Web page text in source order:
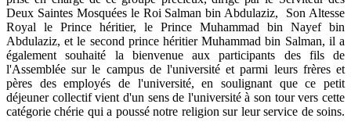
Deux Saintes Mosquées le Roi Salman bin Abdulaziz, Son Altesse
Royal le Prince héritier, le Prince Muhammad bin Nayef bin
Abdulaziz, et le second prince héritier Muhammad bin Salman, il a
également souhaité la bienvenue aux participants des fils de
l'Assemblée sur le campus de l'université et parmi leurs frères et
pères des employés de l'université, en soulignant que ce petit
déjeuner collectif vient d'un sens de l'université à son tour vers cette
catégorie chérie qui a poussé notre religion sur leur service de soins.